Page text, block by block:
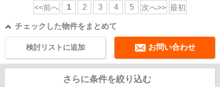
<<前へ 1 2 3 4 5 次へ>> 最初
チェックした物件をまとめて
お問い合わせ
検討リストに追加
さらに条件を絞り込む